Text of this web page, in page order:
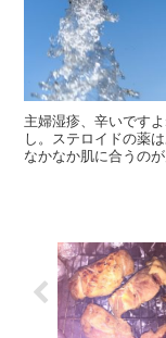
主婦湿疹、辛いです
し。ステロイドの薬
なかなか肌に合うの